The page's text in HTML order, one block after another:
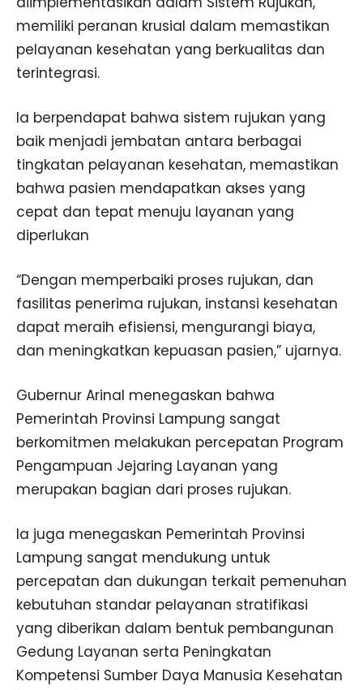
memiliki peranan krusial dalam memastikan
pelayanan kesehatan yang berkualitas dan
terintegrasi.
Ia berpendapat bahwa sistem rujukan yang
baik menjadi jembatan antara berbagai
tingkatan pelayanan kesehatan, memastikan
bahwa pasien mendapatkan akses yang
cepat dan tepat menuju layanan yang
diperlukan
“Dengan memperbaiki proses rujukan, dan
fasilitas penerima rujukan, instansi kesehatan
dapat meraih efisiensi, mengurangi biaya,
dan meningkatkan kepuasan pasien,” ujarnya.
Gubernur Arinal menegaskan bahwa
Pemerintah Provinsi Lampung sangat
berkomitmen melakukan percepatan Program
Pengampuan Jejaring Layanan yang
merupakan bagian dari proses rujukan.
Ia juga menegaskan Pemerintah Provinsi
Lampung sangat mendukung untuk
percepatan dan dukungan terkait pemenuhan
kebutuhan standar pelayanan stratifikasi
yang diberikan dalam bentuk pembangunan
Gedung Layanan serta Peningkatan
Kompetensi Sumber Daya Manusia Kesehatan